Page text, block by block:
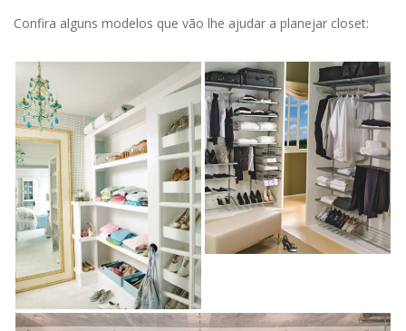
Confira alguns modelos que vão lhe ajudar a planejar closet: